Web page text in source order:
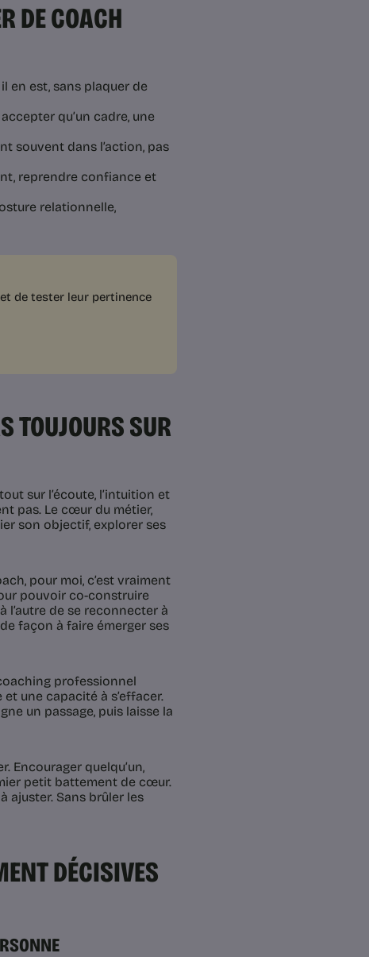
DE COACH
en est, sans plaquer de
qu’un cadre, une
souvent dans l’action, pas
reprendre confiance et
relationnelle,
de tester leur pertinence
TOUJOURS SUR
sur l’écoute, l’intuition et
pas. Le cœur du métier,
son objectif, explorer ses
pour moi, c’est vraiment
pouvoir co-construire
l’autre de se reconnecter à
façon à faire émerger ses
professionnel
une capacité à s’effacer.
un passage, puis laisse la
Encourager quelqu’un,
petit battement de cœur.
ajuster. Sans brûler les
DÉCISIVES